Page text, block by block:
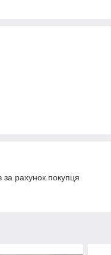
рахунок покупця